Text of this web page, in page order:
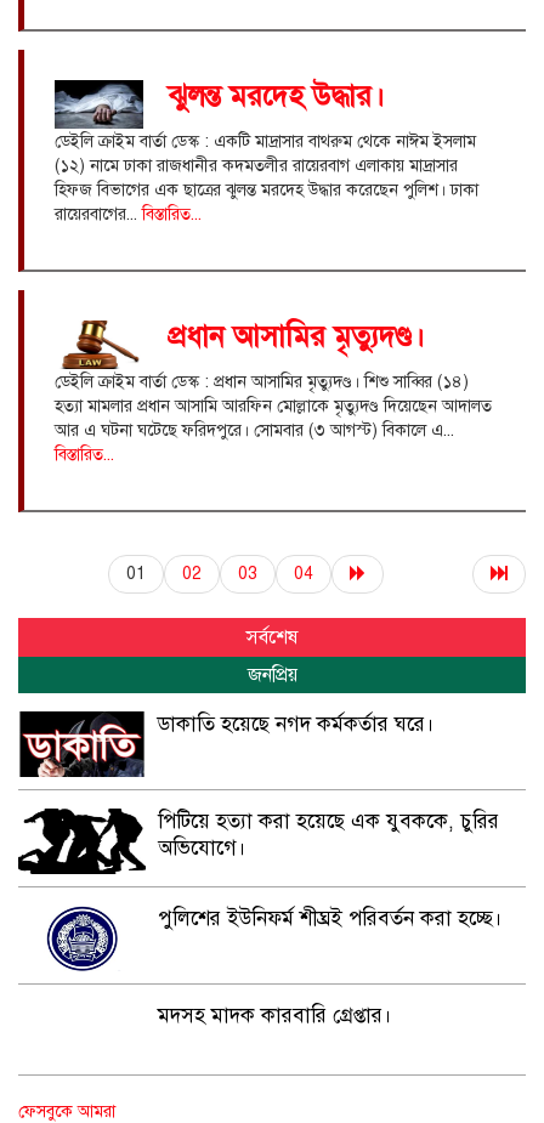
ঝুলন্ত মরদেহ উদ্ধার।
ডেইলি ক্রাইম বার্তা ডেস্ক : একটি মাদ্রাসার বাথরুম থেকে নাঈম ইসলাম
(১২) নামে ঢাকা রাজধানীর কদমতলীর রায়েরবাগ এলাকায় মাদ্রাসার
হিফজ বিভাগের এক ছাত্রের ঝুলন্ত মরদেহ উদ্ধার করেছেন পুলিশ। ঢাকা
রায়েরবাগের...বিস্তারিত...
প্রধান আসামির মৃত্যুদণ্ড।
ডেইলি ক্রাইম বার্তা ডেস্ক : প্রধান আসামির মৃত্যুদণ্ড। শিশু সাব্বির (১৪)
হত্যা মামলার প্রধান আসামি আরফিন মোল্লাকে মৃত্যুদণ্ড দিয়েছেন আদালত
আর এ ঘটনা ঘটেছে ফরিদপুরে। সোমবার (৩ আগস্ট) বিকালে এ...
বিস্তারিত...
01 02 03 04
সর্বশেষ
জনপ্রিয়
ডাকাতি হয়েছে নগদ কর্মকর্তার ঘরে।
পিটিয়ে হত্যা করা হয়েছে এক যুবককে, চুরির
অভিযোগে।
পুলিশের ইউনিফর্ম শীঘ্রই পরিবর্তন করা হচ্ছে।
মদসহ মাদক কারবারি গ্রেপ্তার।
ফেসবুকে আমরা